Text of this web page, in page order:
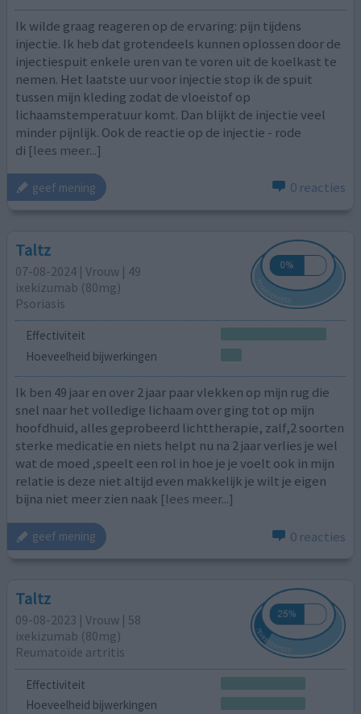
Ik wilde graag reageren op de ervaring: pijn tijdens
injectie. Ik heb dat grotendeels kunnen oplossen door de
injectiespuit enkele uren van te voren uit de koelkast te
nemen. Het laatste uur voor injectie stop ik de spuit
tussen mijn kleding zodat de vloeistof op
lichaamstemperatuur komt. Dan blijkt de injectie veel
minder pijnlijk. Ook de reactie op de injectie - rode
di [lees meer...]
geef mening 0 reacties
Taltz
07-08-2024 | Vrouw | 49
ixekizumab (80mg)
Psoriasis
Effectiviteit
Hoeveelheid bijwerkingen
Ik ben 49 jaar en over 2 jaar paar vlekken op mijn rug die
snel naar het volledige lichaam over ging tot op mijn
hoofdhuid, alles geprobeerd lichttherapie, zalf,2 soorten
sterke medicatie en niets helpt nu na 2 jaar verlies je wel
wat de moed ,speelt een rol in hoe je je voelt ook in mijn
relatie is deze niet altijd even makkelijk je wilt je eigen
bijna niet meer zien naak [lees meer...]
geef mening 0 reacties
Taltz
09-08-2023 | Vrouw | 58
ixekizumab (80mg)
Reumatoïde artritis
Effectiviteit
Hoeveelheid bijwerkingen